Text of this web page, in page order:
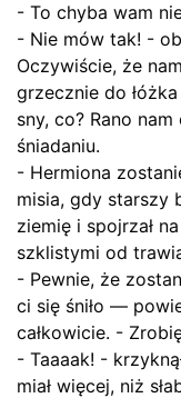
- To chyba wam
- Nie mów tak! -
Oczywiście, że
grzecznie do
sny, co? Rano
śniadaniu.
- Hermiona
misia, gdy starszy
ziemię i spojrzał
szklistymi od
- Pewnie, że
ci się śniło —
całkowicie. -
- Taaaak! -
miał więcej, niż